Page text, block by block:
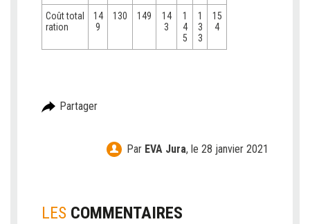
Coût total
ration
14
9
130 149
14
3
1
4
5
1
3
3
15
4
Partager
Par EVA Jura, le 28 janvier 2021
LES COMMENTAIRES